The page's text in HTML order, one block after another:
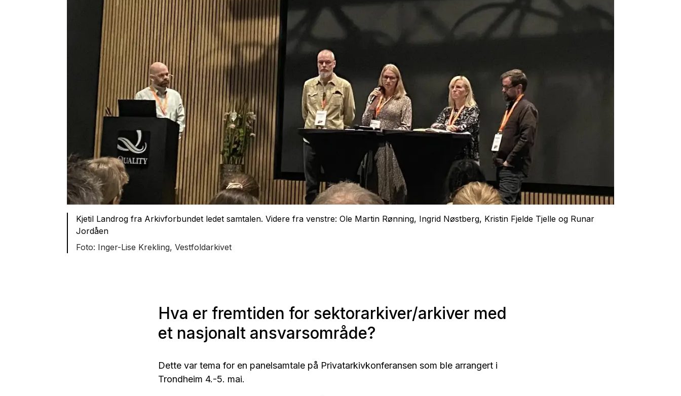
Kjetil Landrog fra Arkivforbundet ledet samtalen. Videre fra venstre: Ole Martin Rønning, Ingrid Nøstberg, Kristin Fjelde Tjelle og Runar
Jordåen
Inger-Lise Krekling, Vestfoldarkivet
Hva er fremtiden for sektorarkiver/arkiver med
et nasjonalt ansvarsområde?
Dette var tema for en panelsamtale på Privatarkivkonferansen som ble arrangert i
Trondheim 4.-5. mai.